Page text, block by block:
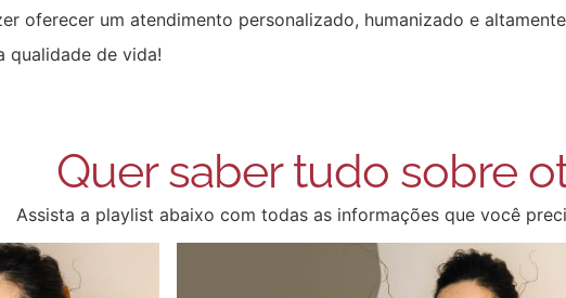
oferecer um atendimento personalizado, humanizado e
qualidade de vida!
Quer saber tudo sobre
Assista a playlist abaixo com todas as informações que você